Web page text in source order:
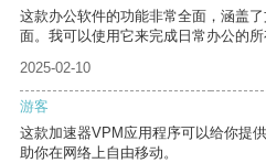
这款办公软件的功能非常全面，涵盖
面。我可以使用它来完成日常办公的所
2025-02-10
游客
这款加速器VPM应用程序可以给你提
助你在网络上自由移动。